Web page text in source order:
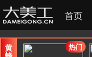
首页
黄 热门